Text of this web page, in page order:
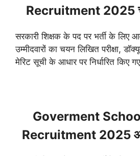
Recruitment 2025
सरकारी शिक्षक के पद पर भर्ती के लिए
उम्मीदवारों का चयन लिखित परीक्षा,
मेरिट सूची के आधार पर निर्धारित किए
Goverment
Recruitment 2025